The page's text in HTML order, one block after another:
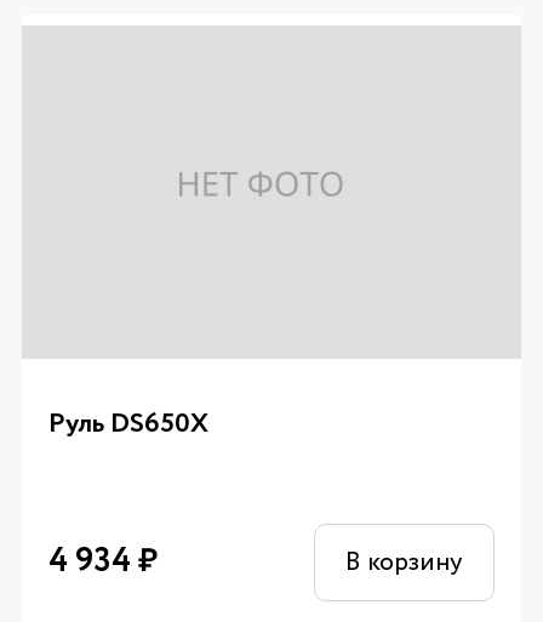
Руль DS650X
4 934₽ В корзину